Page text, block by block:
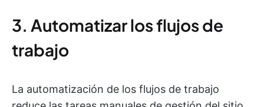
3. Automatizar los flujos de
trabajo
La automatización de los flujos de trabajo